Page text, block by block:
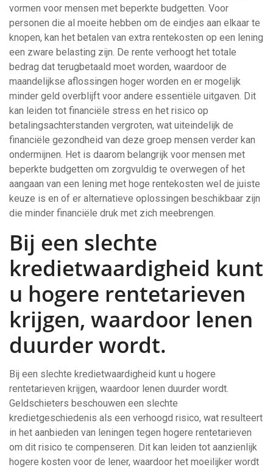
vormen voor mensen met beperkte budgetten. Voor
personen die al moeite hebben om de eindjes aan elkaar te
knopen, kan het betalen van extra rentekosten op een lening
een zware belasting zijn. De rente verhoogt het totale
bedrag dat terugbetaald moet worden, waardoor de
maandelijkse aflossingen hoger worden en er mogelijk
minder geld overblijft voor andere essentiële uitgaven. Dit
kan leiden tot financiële stress en het risico op
betalingsachterstanden vergroten, wat uiteindelijk de
financiële gezondheid van deze groep mensen verder kan
ondermijnen. Het is daarom belangrijk voor mensen met
beperkte budgetten om zorgvuldig te overwegen of het
aangaan van een lening met hoge rentekosten wel de juiste
keuze is en of er alternatieve oplossingen beschikbaar zijn
die minder financiële druk met zich meebrengen.
Bij een slechte
kredietwaardigheid kunt
u hogere rentetarieven
krijgen, waardoor lenen
duurder wordt.
Bij een slechte kredietwaardigheid kunt u hogere
rentetarieven krijgen, waardoor lenen duurder wordt.
Geldschieters beschouwen een slechte
kredietgeschiedenis als een verhoogd risico, wat resulteert
in het aanbieden van leningen tegen hogere rentetarieven
om dit risico te compenseren. Dit kan leiden tot aanzienlijk
hogere kosten voor de lener, waardoor het moeilijker wordt